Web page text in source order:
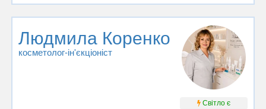
Людмила Коренко
косметолог-ін'єкціоніст
Світло є